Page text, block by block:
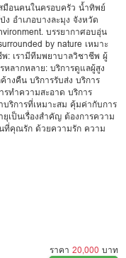
มือนคนในครอบครัว น้ำทิพย์
อำเภอบางละมุง จังหวัด
บรรยากาศอบอุ่น
by nature เหมาะ
: เรามีทีมพยาบาลวิชาชีพ ผู้
ลากหลาย: บริการดูแลผู้สูง
างคืน บริการรับส่ง บริการ
รทำความสะอาด บริการ
ริการที่เหมาะสม คุ้มค่ากับการ
เป็นเรื่องสำคัญ ต้องการความ
นที่คุณรัก ด้วยความรัก ความ
ราคา 20,000 บาท